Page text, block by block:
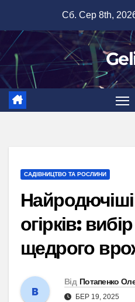
вмісту
Сб. Сер 8th,
САДІВНИЦТВО ТА РОСЛИНИ
огірків:
щедрого
Від Потапенко
БЕР 19, 2025